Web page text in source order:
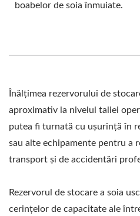
boabelor de soia înmuiate.
Înălțimea rezervorului de
aproximativ la nivelul taliei
putea fi turnată cu ușurință în
sau alte echipamente pentru a
transport și de accidentări
Rezervorul de stocare a soia
cerințelor de capacitate ale